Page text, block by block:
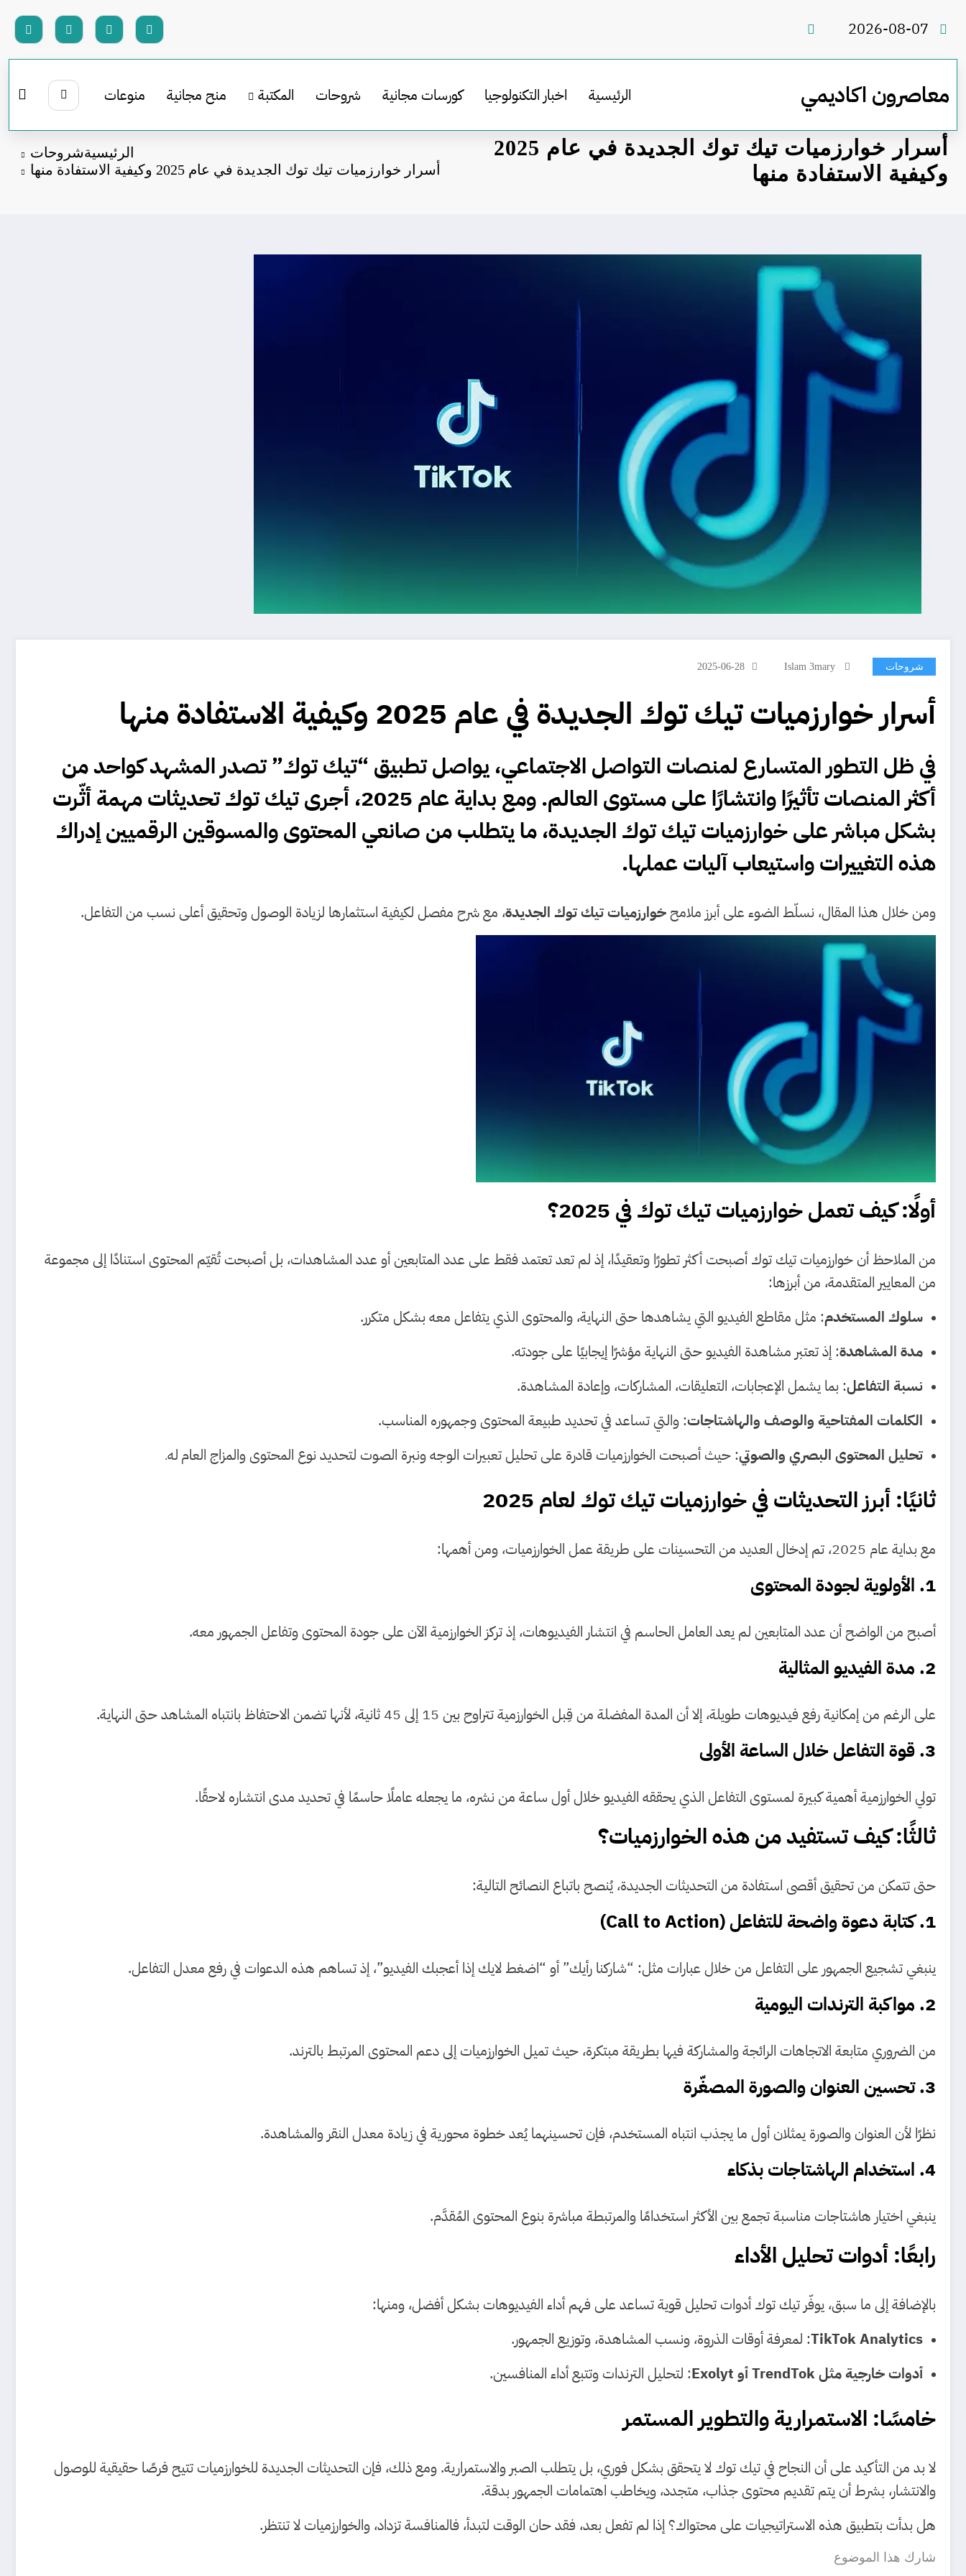
2026-08-07
معاصرون اكاديمي الرئيسية اخبار التكنولوجيا كورسات مجانية شروحات المكتبة منح مجانية منوعات
أسرار خوارزميات تيك توك الجديدة في عام 2025
وكيفية الاستفادة منها
الرئيسيةشروحات
أسرار خوارزميات تيك توك الجديدة في عام 2025 وكيفية الاستفادة منها
شروحات Islam 3mary
2025-06-28
أسرار خوارزميات تيك توك الجديدة في عام 2025 وكيفية الاستفادة منها
في ظل التطور المتسارع لمنصات التواصل الاجتماعي، يواصل تطبيق “تيك توك” تصدر المشهد كواحد من
أكثر المنصات تأثيرًا وانتشارًا على مستوى العالم. ومع بداية عام 2025، أجرى تيك توك تحديثات مهمة أثّرت
بشكل مباشر علىخوارزميات تيك توك الجديدة، ما يتطلب من صانعي المحتوى والمسوقين الرقميين إدراك
هذه التغييرات واستيعاب آليات عملها.
ومن خلال هذا المقال، نسلّط الضوء على أبرز ملامحخوارزميات تيك توك الجديدة، مع شرح مفصل لكيفية استثمارها لزيادة الوصول وتحقيق أعلى نسب من التفاعل.
أولًا: كيف تعمل خوارزميات تيك توك في 2025؟
من الملاحظ أن خوارزميات تيك توك أصبحت أكثر تطورًا وتعقيدًا، إذ لم تعد تعتمد فقط على عدد المتابعين أو عدد المشاهدات، بل أصبحت تُقيّم المحتوى استنادًا إلى مجموعة
من المعايير المتقدمة، من أبرزها:
سلوك المستخدم: مثل مقاطع الفيديو التي يشاهدها حتى النهاية، والمحتوى الذي يتفاعل معه بشكل متكرر.
مدة المشاهدة: إذ تعتبر مشاهدة الفيديو حتى النهاية مؤشرًا إيجابيًا على جودته.
نسبة التفاعل: بما يشمل الإعجابات، التعليقات، المشاركات، وإعادة المشاهدة.
الكلمات المفتاحية والوصف والهاشتاجات: والتي تساعد في تحديد طبيعة المحتوى وجمهوره المناسب.
تحليل المحتوى البصري والصوتي: حيث أصبحت الخوارزميات قادرة على تحليل تعبيرات الوجه ونبرة الصوت لتحديد نوع المحتوى والمزاج العام له.
ثانيًا: أبرز التحديثات في خوارزميات تيك توك لعام 2025
مع بداية عام 2025، تم إدخال العديد من التحسينات على طريقة عمل الخوارزميات، ومن أهمها:
1. الأولوية لجودة المحتوى
أصبح من الواضح أن عدد المتابعين لم يعد العامل الحاسم في انتشار الفيديوهات، إذ تركز الخوارزمية الآن على جودة المحتوى وتفاعل الجمهور معه.
2. مدة الفيديو المثالية
على الرغم من إمكانية رفع فيديوهات طويلة، إلا أن المدة المفضلة من قِبل الخوارزمية تتراوح بين 15 إلى 45 ثانية، لأنها تضمن الاحتفاظ بانتباه المشاهد حتى النهاية.
3. قوة التفاعل خلال الساعة الأولى
تولي الخوارزمية أهمية كبيرة لمستوى التفاعل الذي يحققه الفيديو خلال أول ساعة من نشره، ما يجعله عاملًا حاسمًا في تحديد مدى انتشاره لاحقًا.
ثالثًا: كيف تستفيد من هذه الخوارزميات؟
حتى تتمكن من تحقيق أقصى استفادة من التحديثات الجديدة، يُنصح باتباع النصائح التالية:
1. كتابة دعوة واضحة للتفاعل (Call to Action)
ينبغي تشجيع الجمهور على التفاعل من خلال عبارات مثل: “شاركنا رأيك” أو “اضغط لايك إذا أعجبك الفيديو”، إذ تساهم هذه الدعوات في رفع معدل التفاعل.
2. مواكبة الترندات اليومية
من الضروري متابعة الاتجاهات الرائجة والمشاركة فيها بطريقة مبتكرة، حيث تميل الخوارزميات إلى دعم المحتوى المرتبط بالترند.
3. تحسين العنوان والصورة المصغّرة
نظرًا لأن العنوان والصورة يمثلان أول ما يجذب انتباه المستخدم، فإن تحسينهما يُعد خطوة محورية في زيادة معدل النقر والمشاهدة.
4. استخدام الهاشتاجات بذكاء
ينبغي اختيار هاشتاجات مناسبة تجمع بين الأكثر استخدامًا والمرتبطة مباشرة بنوع المحتوى المُقدَّم.
رابعًا: أدوات تحليل الأداء
بالإضافة إلى ما سبق، يوفّر تيك توك أدوات تحليل قوية تساعد على فهم أداء الفيديوهات بشكل أفضل، ومنها:
TikTok Analytics: لمعرفة أوقات الذروة، ونسب المشاهدة، وتوزيع الجمهور.
أدوات خارجية مثل TrendTok أو Exolyt
: لتحليل الترندات وتتبع أداء المنافسين.
خامسًا: الاستمرارية والتطوير المستمر
لا بد من التأكيد على أن النجاح في تيك توك لا يتحقق بشكل فوري، بل يتطلب الصبر والاستمرارية. ومع ذلك، فإن التحديثات الجديدة للخوارزميات تتيح فرصًا حقيقية للوصول
والانتشار، بشرط أن يتم تقديم محتوى جذاب، متجدد، ويخاطب اهتمامات الجمهور بدقة.
هل بدأت بتطبيق هذه الاستراتيجيات على محتواك؟ إذا لم تفعل بعد، فقد حان الوقت لتبدأ، فالمنافسة تزداد، والخوارزميات لا تنتظر.
شارك هذا الموضوع